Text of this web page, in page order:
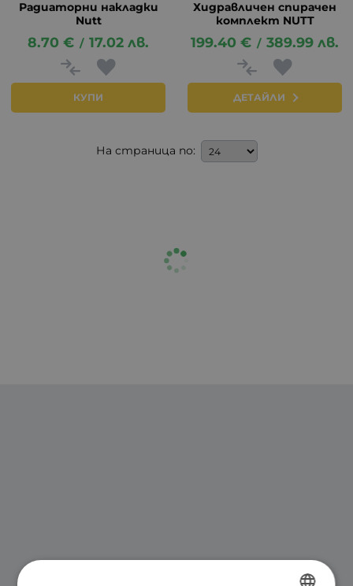
Радиаторни накладки
Nutt
8.70 € / 17.02 лв.
КУПИ
Хидравличен спирачен
комплект NUTT
199.40 € / 389.99 лв.
ДЕТАЙЛИ
На страница по: